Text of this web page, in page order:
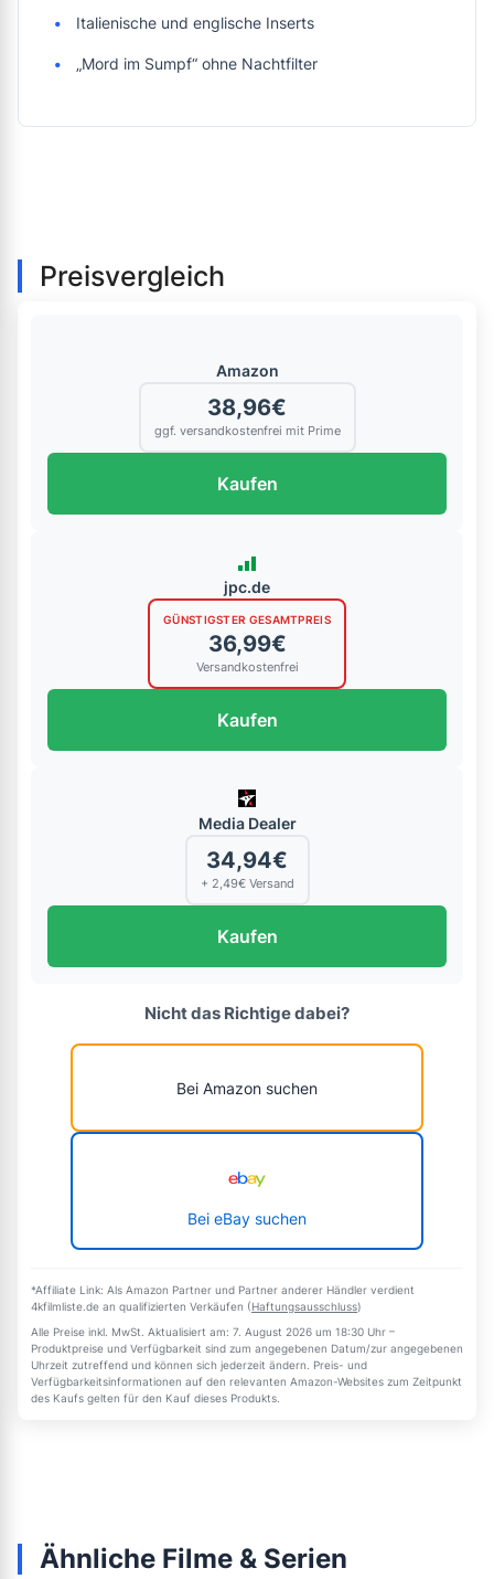
Italienische und englische Inserts
„Mord im Sumpf“ ohne Nachtfilter
Preisvergleich
Amazon
38,96€
ggf. versandkostenfrei mit Prime
Kaufen
jpc.de
GÜNSTIGSTER GESAMTPREIS
36,99€
Versandkostenfrei
Kaufen
Media Dealer
34,94€
+ 2,49€ Versand
Kaufen
Nicht das Richtige dabei?
Bei Amazon suchen
Bei eBay suchen
*Affiliate Link: Als Amazon Partner und Partner anderer Händler verdient
4kfilmliste.de an qualifizierten Verkäufen (Haftungsausschluss)
Alle Preise inkl. MwSt. Aktualisiert am: 7. August 2026 um 18:30 Uhr –
Produktpreise und Verfügbarkeit sind zum angegebenen Datum/zur angegebenen
Uhrzeit zutreffend und können sich jederzeit ändern. Preis- und
Verfügbarkeitsinformationen auf den relevanten Amazon-Websites zum Zeitpunkt
des Kaufs gelten für den Kauf dieses Produkts.
Ähnliche Filme & Serien